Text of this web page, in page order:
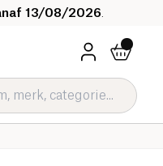
13/08/2026